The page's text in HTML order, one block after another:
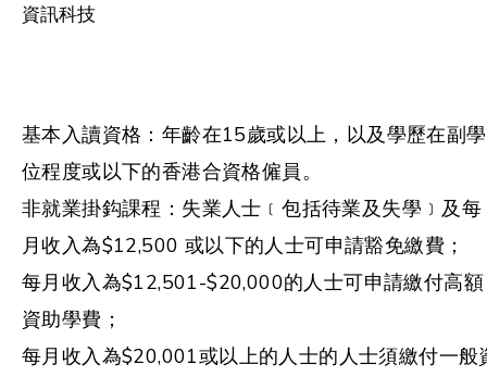
資訊科技
基本入讀資格：年齡在15歲或以上，以及學歷在副學
位程度或以下的香港合資格僱員。
非就業掛鈎課程：失業人士﹝包括待業及失學﹞及每
月收入為$12,500 或以下的人士可申請豁免繳費；
每月收入為$12,501-$20,000的人士可申請繳付高額
資助學費；
每月收入為$20,001或以上的人士的人士須繳付一般